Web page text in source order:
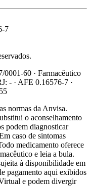
7
60 · Farmacêutico
- · AFE 0.16576-7 ·
normas da Anvisa.
o aconselhamento
podem diagnosticar
caso de sintomas
medicamento oferece
e leia a bula.
à disponibilidade em
pagamento aqui exibidos
e podem divergir